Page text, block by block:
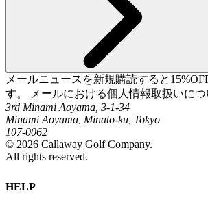
メールニュースを新規購読すると
す。 メールにおける個人情報取扱いに
3rd Minami Aoyama, 3-1-34
Minami Aoyama, Minato-ku, Tokyo
107-0062
© 2026 Callaway Golf Company.
All rights reserved.
HELP